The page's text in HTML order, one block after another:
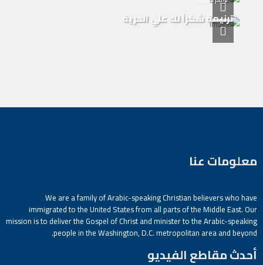
ترنيمة شكراً لك علي الحرية
معلومات عنا
We are a family of Arabic-speaking Christian believers who have
immigrated to the United States from all parts of the Middle East. Our
mission is to deliver the Gospel of Christ and minister to the Arabic-speaking
people in the Washington, D.C. metropolitan area and beyond.
أحدث مقاطع الفيديو